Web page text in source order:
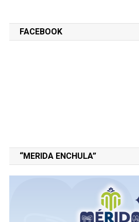
FACEBOOK
“MERIDA ENCHULA”